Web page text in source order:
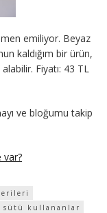
emiliyor. Beyaz
kaldığım bir ürün,
Fiyatı: 43 TL
ve bloğumu takip
var?
sütü kullananlar